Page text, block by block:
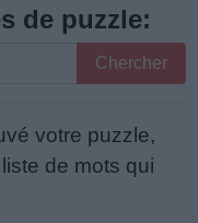
de puzzle:
Chercher
votre puzzle,
de mots qui